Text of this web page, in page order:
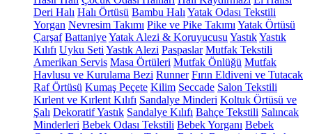
Deri Halı Halı Örtüsü Bambu Halı Yatak Odası Tekstili
Yorgan Nevresim Takımı Pike ve Pike Takımı Yatak Örtüsü
Çarşaf BattaniyeYatak Alezi & Koruyucusu YastıkYastık
Kılıfı Uyku Seti Yastık Alezi Paspaslar Mutfak Tekstili
Amerikan Servis Masa Örtüleri Mutfak Önlüğü Mutfak
Havlusu ve Kurulama Bezi Runner Fırın Eldiveni ve Tutacak
Raf Örtüsü Kumaş Peçete Kilim Seccade Salon Tekstili
Kırlent ve Kırlent Kılıfı Sandalye Minderi Koltuk Örtüsü ve
Şalı Dekoratif Yastık Sandalye Kılıfı Bahçe Tekstili Salıncak
Minderleri Bebek Odası Tekstili Bebek Yorganı Bebek